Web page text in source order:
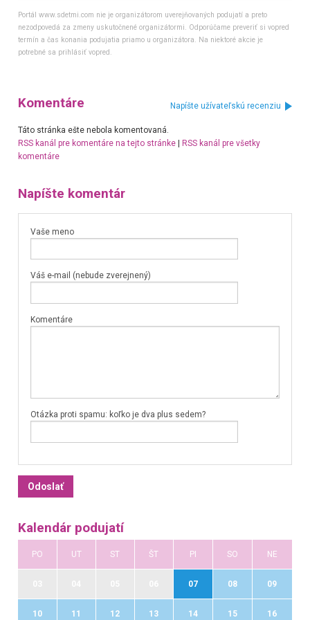
Portál www.sdetmi.com nie je organizátorom uverejňovaných podujatí a preto
nezodpovedá za zmeny uskutočnené organizátormi. Odporúčame preveriť si vopred
termín a čas konania podujatia priamo u organizátora. Na niektoré akcie je
potrebné sa prihlásiť vopred.
Komentáre Napíšte užívateľskú recenziu
Táto stránka ešte nebola komentovaná.
RSS kanál pre komentáre na tejto stránke| RSS kanál pre všetky
komentáre
Napíšte komentár
Vaše meno
Váš e-mail (nebude zverejnený)
Komentáre
Otázka proti spamu: koľko je dva plus sedem?
Kalendár podujatí
PO UT ST ŠT PI SO NE
07 08 09
10 11 12 13 14 15 16